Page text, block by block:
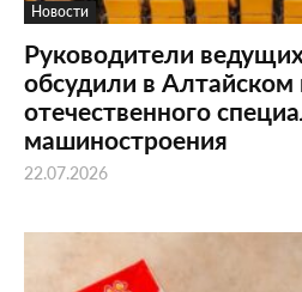
Новости
Руководители
обсудили в Алтайском
отечественного
машиностроения
22.07.2026